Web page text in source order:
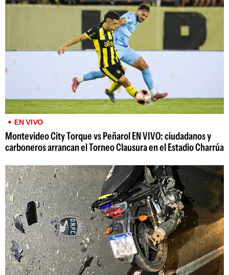
EN VIVO
Montevideo City Torque vs Peñarol EN VIVO: ciudadanos y
carboneros arrancan el Torneo Clausura en el Estadio Charrúa